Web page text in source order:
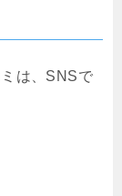
は、SNSで